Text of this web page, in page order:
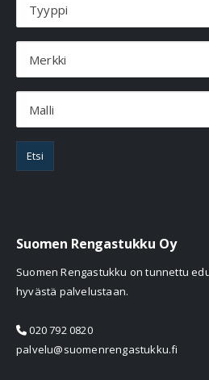
Tyyppi
Merkki
Malli
Etsi
Suomen Rengastukku Oy
Suomen Rengastukku on tunnettu
hyvästä palvelustaan.
020 792 0820
palvelu@suomenrengastukku.fi